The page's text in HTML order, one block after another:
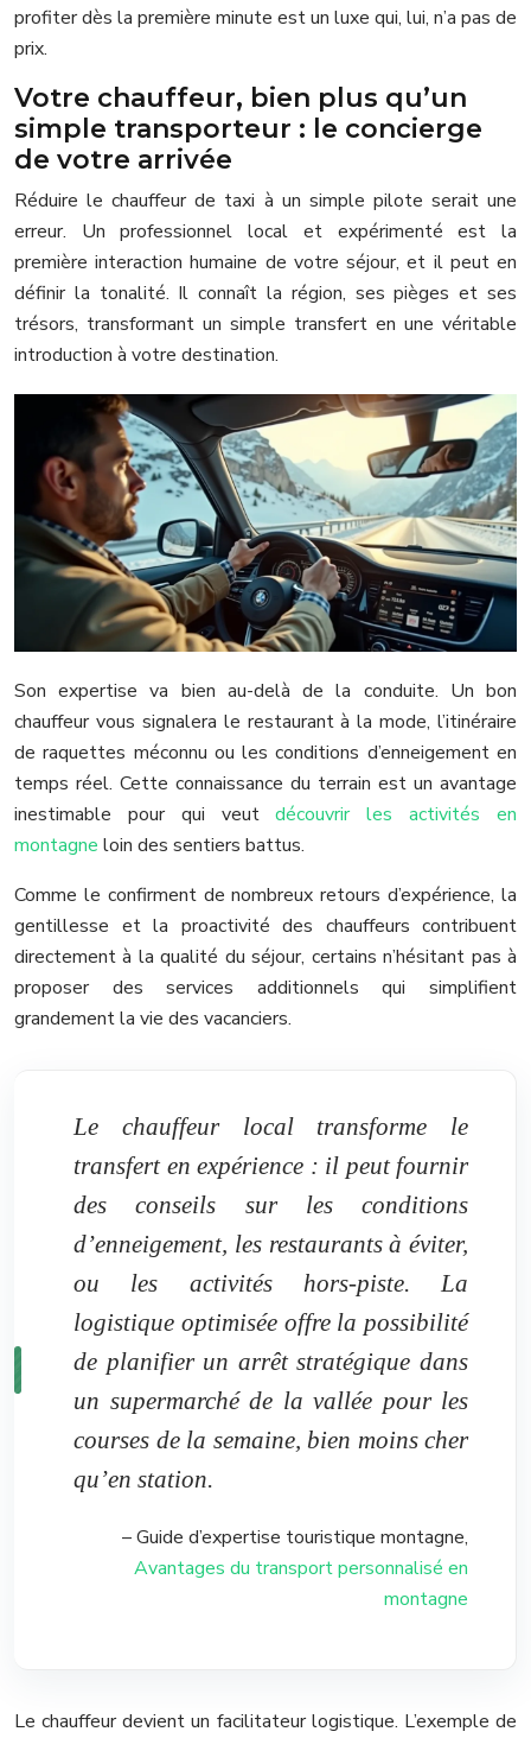
profiter dès la première minute est un luxe qui, lui, n’a pas de
prix.
Votre chauffeur, bien plus qu’un
simple transporteur : le concierge
de votre arrivée
Réduire le chauffeur de taxi à un simple pilote serait une
erreur. Un professionnel local et expérimenté est la
première interaction humaine de votre séjour, et il peut en
définir la tonalité. Il connaît la région, ses pièges et ses
trésors, transformant un simple transfert en une véritable
introduction à votre destination.
Son expertise va bien au-delà de la conduite. Un bon
chauffeur vous signalera le restaurant à la mode, l’itinéraire
de raquettes méconnu ou les conditions d’enneigement en
temps réel. Cette connaissance du terrain est un avantage
inestimable pour qui veutdécouvrir les activités en
montagne loin des sentiers battus.
Comme le confirment de nombreux retours d’expérience, la
gentillesse et la proactivité des chauffeurs contribuent
directement à la qualité du séjour, certains n’hésitant pas à
proposer des services additionnels qui simplifient
grandement la vie des vacanciers.
Le chauffeur local transforme le
transfert en expérience : il peut fournir
des conseils sur les conditions
d’enneigement, les restaurants à éviter,
ou les activités hors-piste. La
logistique optimisée offre la possibilité
de planifier un arrêt stratégique dans
un supermarché de la vallée pour les
courses de la semaine, bien moins cher
qu’en station.
– Guide d’expertise touristique montagne,
Avantages du transport personnalisé en
montagne
Le chauffeur devient un facilitateur logistique. L’exemple de